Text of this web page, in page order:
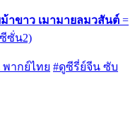
ม้าขาว เมามายลมวสันต์ =
ซั่น2)
ากย์ไทย #ดูซีรี่ย์จีน ซับ